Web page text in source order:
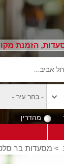
הזמנת
מהדרין
> מסעדות בר